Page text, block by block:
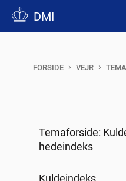
DMI
FORSIDE VEJR
Temaforside:
hedeindeks
Kuldeindeks